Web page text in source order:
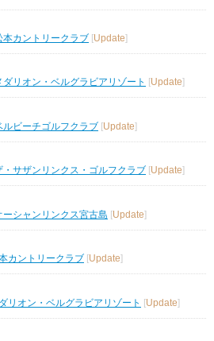
本カントリークラブ [Update]
ダリオン・ベルグラビアリゾート
Update
ルビーチゴルフクラブ [Update]
・サザンリンクス・ゴルフクラブ
Update
ーシャンリンクス宮古島 [Update]
カントリークラブ
Update
リオン・ベルグラビアリゾート
[Update]